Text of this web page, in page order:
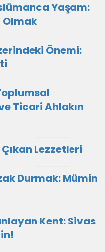
Yaşam:
Olmak
Önemi:
Ticari Ahlakın
Lezzetleri
Durmak: Mümin
Kent: Sivas